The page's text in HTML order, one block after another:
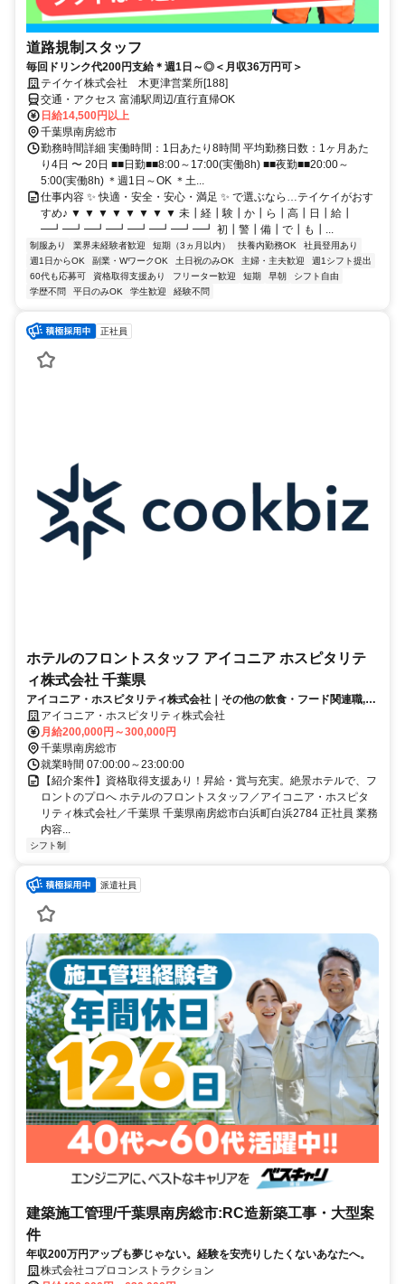
道路規制スタッフ
毎回ドリンク代200円支給＊週1日～◎＜月収36万円可＞
テイケイ株式会社 木更津営業所[188]
交通・アクセス 富浦駅周辺/直行直帰OK
日給14,500円以上
千葉県南房総市
勤務時間詳細 実働時間：1日あたり8時間 平均勤務日数：1ヶ月あた
り4日 〜 20日 ■■日勤■■8:00～17:00(実働8h) ■■夜勤■■20:00～
5:00(実働8h) ＊週1日～OK ＊土...
仕事内容 ✨ 快適・安全・安心・満足 ✨ で選ぶなら…テイケイがおす
すめ♪ ▼ ▼ ▼ ▼ ▼ ▼ ▼ ▼ 未┃経┃験┃か┃ら┃高┃日┃給┃
━┛━┛━┛━┛━┛━┛━┛━┛ 初┃警┃備┃で┃も┃...
制服あり 業界未経験者歓迎 短期（3ヵ月以内） 扶養内勤務OK
社員登用あり
週1日からOK
副業・WワークOK 土日祝のみOK 主婦・主夫歓迎
週1シフト提出
60代も応募可
資格取得支援あり フリーター歓迎 短期 早朝
シフト自由
学歴不問
平日のみOK 学生歓迎 経験不問
正社員
ホテルのフロントスタッフ アイコニア ホスピタリテ
ィ株式会社 千葉県
アイコニア・ホスピタリティ株式会社｜その他の飲食・フード関連職,レ
ストラン・専門料理店（接客・販売・ホール）
アイコニア・ホスピタリティ株式会社
月給200,000円～300,000円
千葉県南房総市
就業時間 07:00:00～23:00:00
【紹介案件】資格取得支援あり！昇給・賞与充実。絶景ホテルで、フ
ロントのプロへ ホテルのフロントスタッフ／アイコニア・ホスピタ
リティ株式会社／千葉県 千葉県南房総市白浜町白浜2784 正社員 業務
内容...
シフト制
派遣社員
建築施工管理/千葉県南房総市:RC造新築工事・大型案
件
年収200万円アップも夢じゃない。経験を安売りしたくないあなたへ。
株式会社コプロコンストラクション